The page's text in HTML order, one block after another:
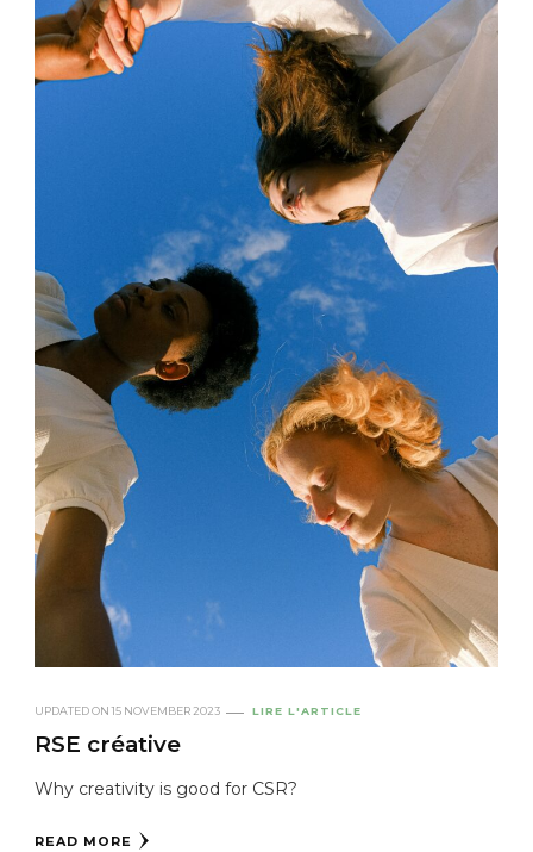
UPDATED ON15 NOVEMBER 2023 LIRE L'ARTICLE
RSE créative
Why creativity is good for CSR?
READ MORE